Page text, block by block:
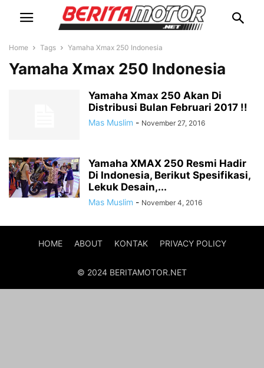
Home Tags Yamaha Xmax 250 Indonesia
Yamaha Xmax 250 Indonesia
Yamaha Xmax 250 Akan Di
Distribusi Bulan Februari 2017 !!
Mas Muslim - November 27, 2016
Yamaha XMAX 250 Resmi Hadir
Di Indonesia, Berikut Spesifikasi,
Lekuk Desain,...
Mas Muslim - November 4, 2016
HOME ABOUT KONTAK PRIVACY POLICY
© 2024 BERITAMOTOR.NET